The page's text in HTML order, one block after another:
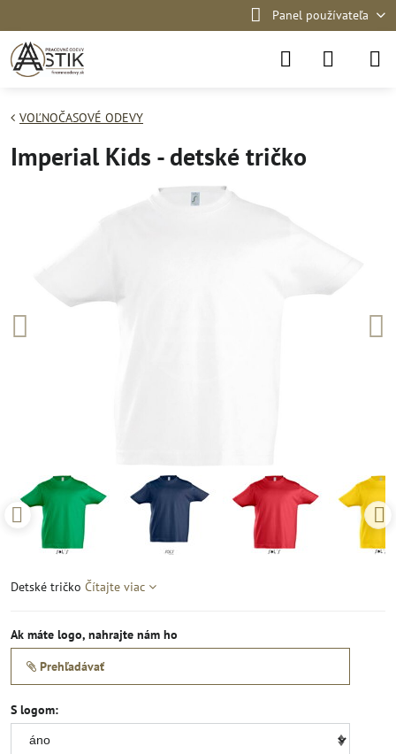
Panel používateľa
VOĽNOČASOVÉ ODEVY
Imperial Kids - detské tričko
Detské tričko Čítajte viac
Ak máte logo, nahrajte nám ho
Prehľadávať
S logom: